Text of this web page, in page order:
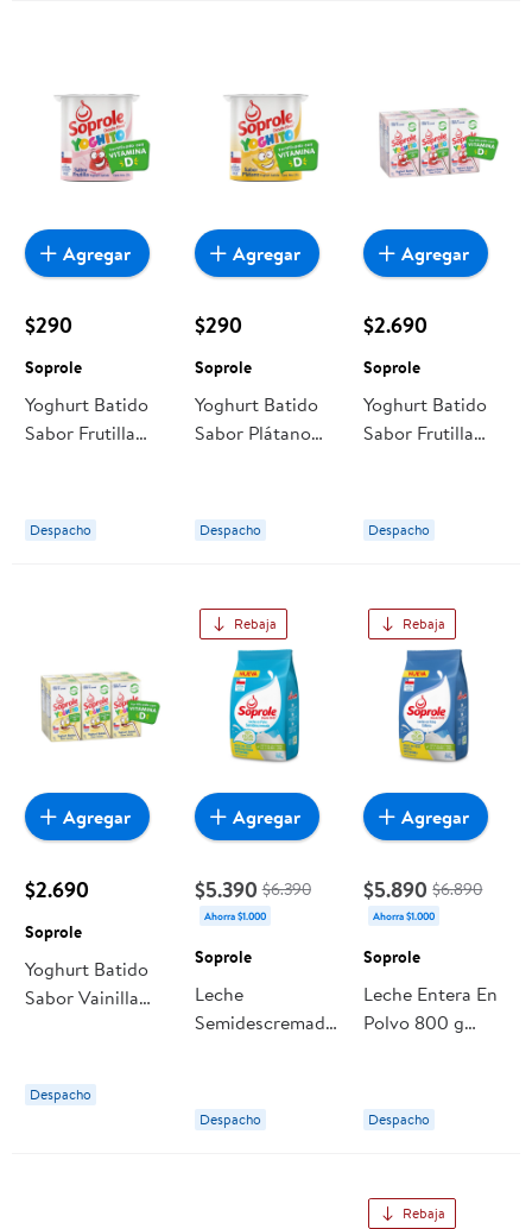
$290
Soprole
Yoghurt Batido
Sabor Frutilla
Despacho
Agregar
$290
Soprole
Yoghurt Batido
Sabor Plátano
Despacho
Agregar
$2.690
Soprole
Yoghurt Batido
Sabor Frutilla
Despacho
Agregar
$2.690
Soprole
Yoghurt Batido
Sabor Vainilla
Despacho
Agregar
Rebaja
$5.390 $6.390
Ahorra $1.000
Soprole
Leche
Semidescremada
Despacho
Agregar
Rebaja
$5.890 $6.890
Ahorra $1.000
Soprole
Leche Entera En
Polvo 800 g
Despacho
Agregar
Rebaja